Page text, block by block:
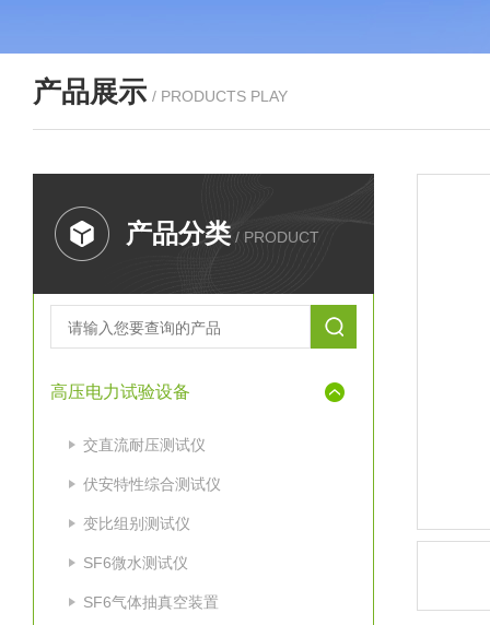
产品展示 / PRODUCTS PLAY
产品分类 / PRODUCT
高压电力试验设备
交直流耐压测试仪
伏安特性综合测试仪
变比组别测试仪
SF6微水测试仪
SF6气体抽真空装置